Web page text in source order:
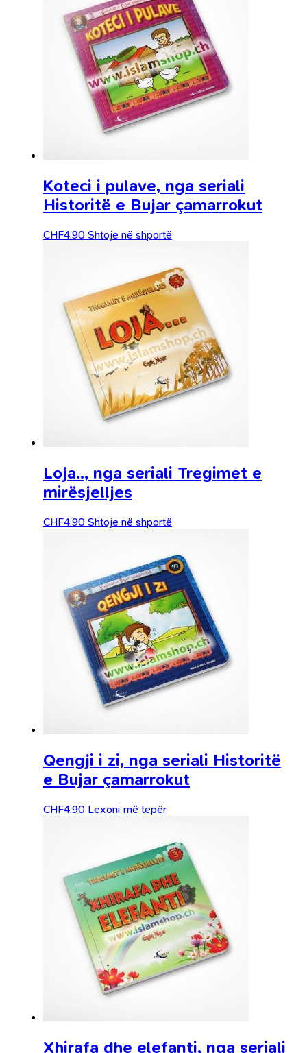
Koteci i pulave, nga seriali
Historitë e Bujar çamarrokut
CHF4.90 Shtoje në shportë
Loja.., nga seriali Tregimet e
mirësjelljes
CHF4.90 Shtoje në shportë
Qengji i zi, nga seriali Historitë
e Bujar çamarrokut
CHF4.90 Lexoni më tepër
Xhirafa dhe elefanti, nga seriali